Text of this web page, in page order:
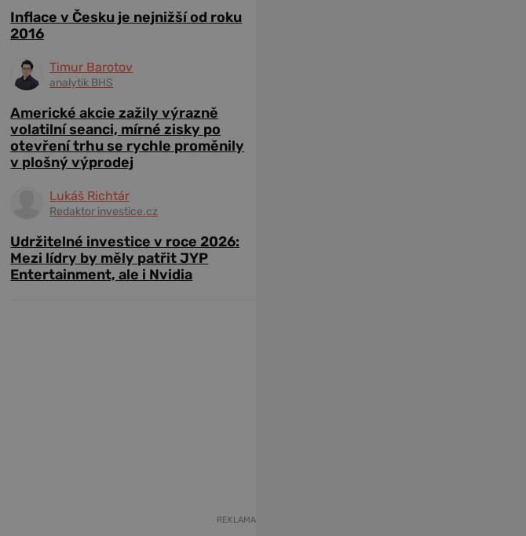
Inflace v Česku je nejnižší od roku
2016
Timur Barotov
analytik BHS
Americké akcie zažily výrazně
volatilní seanci, mírné zisky po
otevření trhu se rychle proměnily
v plošný výprodej
Lukáš Richtár
Redaktor investice.cz
Udržitelné investice v roce 2026:
Mezi lídry by měly patřit JYP
Entertainment, ale i Nvidia
REKLAMA